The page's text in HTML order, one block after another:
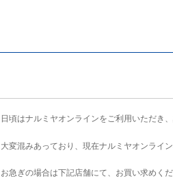
日頃はナルミヤオンラインをご利用いただき
大変混みあっており、現在ナルミヤオンライ
お急ぎの場合は下記店舗にて、お買い求めくだ